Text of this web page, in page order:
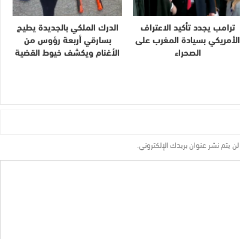
ترامب يجدد تأكيد الاعتراف
الأمريكي بسيادة المغرب على
الصحراء
الدرك الملكي بالجديدة يطيح
بسارقي أربعة رؤوس من
الأغنام ويكشف خيوط القضية
لن يتم نشر عنوان بريدك الإلكتروني.